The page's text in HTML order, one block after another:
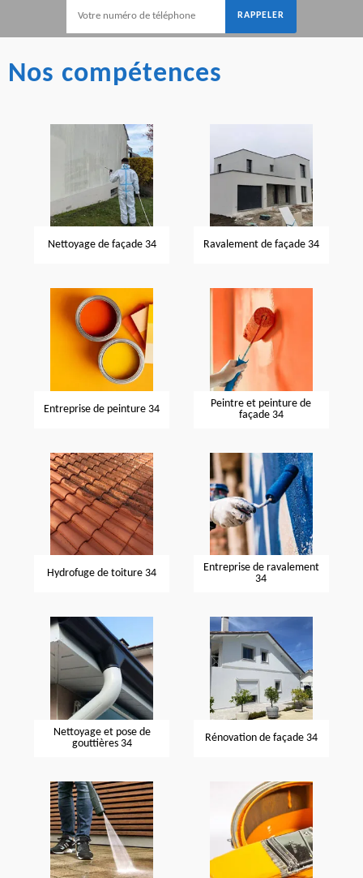
Nos compétences
Nettoyage de façade 34 Ravalement de façade 34
Entreprise de peinture 34
Peintre et peinture de
façade 34
Hydrofuge de toiture 34
Entreprise de ravalement
34
Nettoyage et pose de
gouttières 34
Rénovation de façade 34